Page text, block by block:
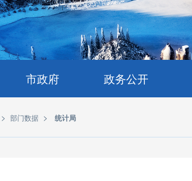
市政府 政务公开
> 部门数据 > 统计局